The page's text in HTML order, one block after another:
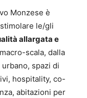
Monzese è
le/gli
allargata e
scala, dalla
spazi di
hospitality, co-
abitazioni per